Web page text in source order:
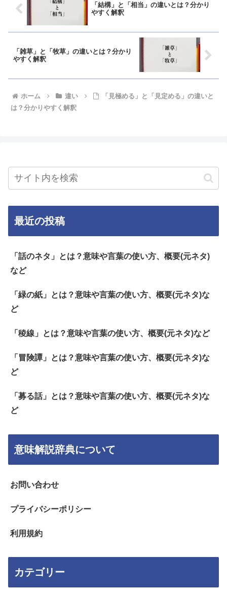
「結構」と「相当」の違いとは？分かり
やすく解釈
「雑草」と「牧草」の違いとは？分かり
やすく解釈
ホーム 違い
「見極める」と「見定める」の違いと
は？分かりやすく解釈
最近の投稿
「話のネタ」とは？意味や言葉の使い方、概要(元ネタ)
など
「緑の紙」とは？意味や言葉の使い方、概要(元ネタ)な
ど
「稜線」とは？意味や言葉の使い方、概要(元ネタ)など
「冒険譚」とは？意味や言葉の使い方、概要(元ネタ)な
ど
「募る話」とは？意味や言葉の使い方、概要(元ネタ)な
ど
意味解説辞典について
お問い合わせ
プライバシーポリシー
利用規約
カテゴリー